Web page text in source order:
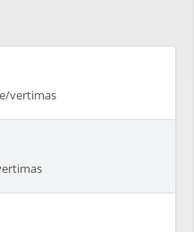
vertimas